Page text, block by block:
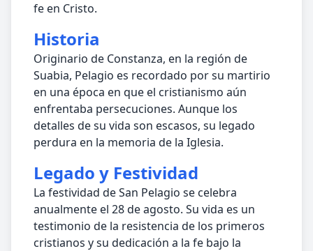
fe en Cristo.
Historia
Originario de Constanza, en la región de
Suabia, Pelagio es recordado por su martirio
en una época en que el cristianismo aún
enfrentaba persecuciones. Aunque los
detalles de su vida son escasos, su legado
perdura en la memoria de la Iglesia.
Legado y Festividad
La festividad de San Pelagio se celebra
anualmente el 28 de agosto. Su vida es un
testimonio de la resistencia de los primeros
cristianos y su dedicación a la fe bajo la